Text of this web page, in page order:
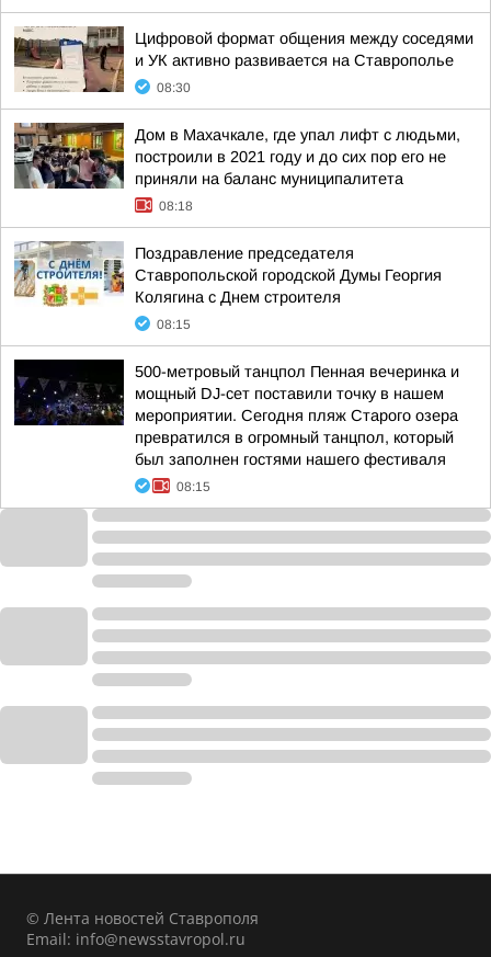
Цифровой формат общения между соседями
и УК активно развивается на Ставрополье
08:30
Дом в Махачкале, где упал лифт с людьми,
построили в 2021 году и до сих пор его не
приняли на баланс муниципалитета
08:18
Поздравление председателя
Ставропольской городской Думы Георгия
Колягина с Днем строителя
08:15
500-метровый танцпол Пенная вечеринка и
мощный DJ-сет поставили точку в нашем
мероприятии. Сегодня пляж Старого озера
превратился в огромный танцпол, который
был заполнен гостями нашего фестиваля
08:15
© Лента новостей Ставрополя
Email: info@newsstavropol.ru